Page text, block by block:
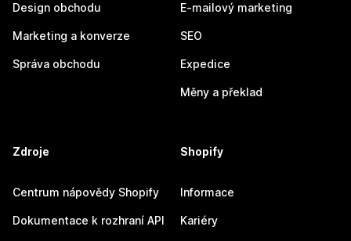
Design obchodu
Marketing a konverze
Správa obchodu
E-mailový marketing
SEO
Expedice
Měny a překlad
Zdroje
Centrum nápovědy Shopify
Dokumentace k rozhraní API
Shopify
Informace
Kariéry